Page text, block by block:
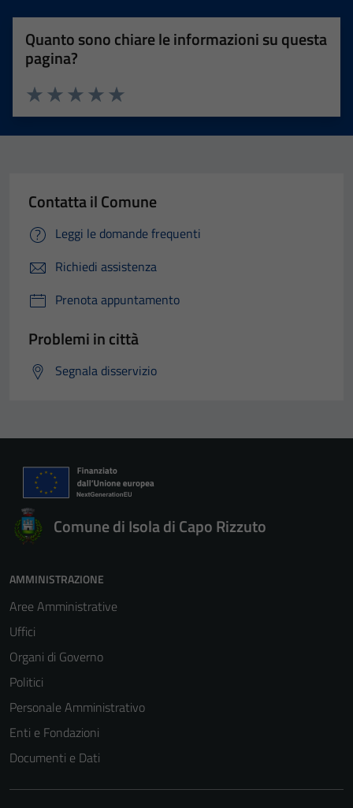
Quanto sono chiare le informazioni su questa
pagina?
Valuta 5 stelle su 5
Valuta 4 stelle su 5
Valuta 3 stelle su 5
Valuta 2 stelle su 5
Valuta 1 stelle su 5
Contatta il Comune
Leggi le domande frequenti
Richiedi assistenza
Prenota appuntamento
Problemi in città
Segnala disservizio
Comune di Isola di Capo Rizzuto
AMMINISTRAZIONE
Aree Amministrative
Uffici
Organi di Governo
Politici
Personale Amministrativo
Enti e Fondazioni
Documenti e Dati